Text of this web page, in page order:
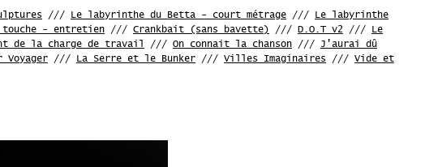
/// Le labyrinthe du Betta - court métrage ///
Le labyrinthe
touche - entretien /// Crankbait (sans bavette) /// D.O.T v2 ///
Le
de la charge de travail /// On connait la chanson /// J'aurai dû
Voyager /// La Serre et le Bunker /// Villes Imaginaires /// Vide et